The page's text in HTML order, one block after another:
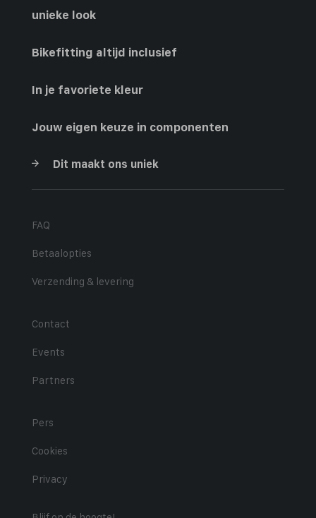
unieke look
Bikefitting altijd inclusief
In je favoriete kleur
Jouw eigen keuze in componenten
Dit maakt ons uniek
FAQ
Betaalopties
Verzending & levering
Contact
Events
Partners
Pers
Cookies
Privacy